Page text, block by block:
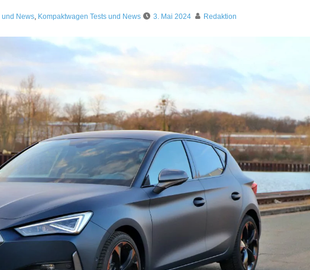
und News, Kompaktwagen Tests und News 3. Mai 2024 Redaktion